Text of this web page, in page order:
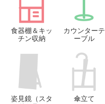
食器棚＆キッ
チン収納
カウンターテ
ーブル
姿見鏡（スタ
傘立て